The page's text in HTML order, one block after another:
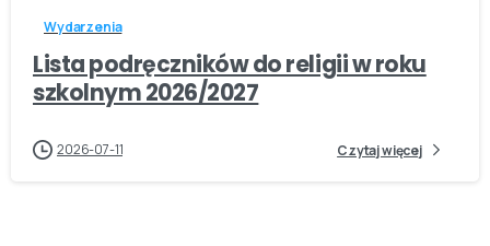
Wydarzenia
Lista podręczników do religii w roku
szkolnym 2026/2027
2026-07-11 Czytaj więcej